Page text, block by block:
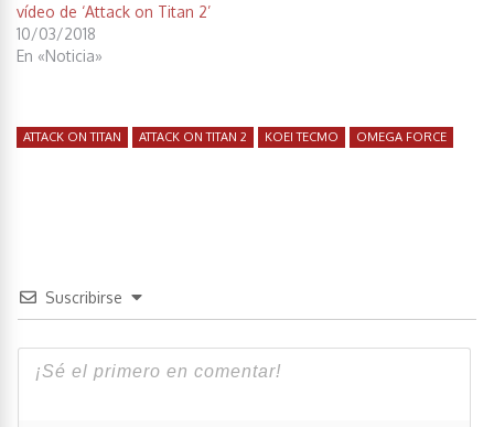
vídeo de ‘Attack on Titan 2’
10/03/2018
En «Noticia»
ATTACK ON TITAN ATTACK ON TITAN 2 KOEI TECMO OMEGA FORCE
Suscribirse